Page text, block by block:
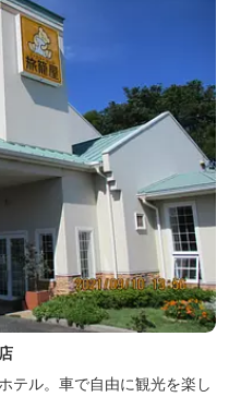
テル。車で自由に観光を楽し